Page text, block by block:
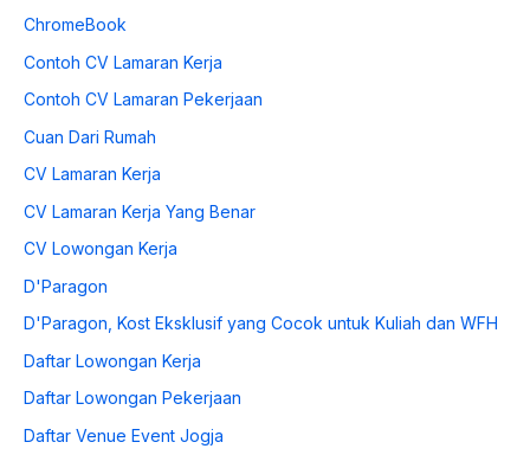
ChromeBook
Contoh CV Lamaran Kerja
Contoh CV Lamaran Pekerjaan
Cuan Dari Rumah
CV Lamaran Kerja
CV Lamaran Kerja Yang Benar
CV Lowongan Kerja
D'Paragon
D'Paragon, Kost Eksklusif yang Cocok untuk Kuliah dan WFH
Daftar Lowongan Kerja
Daftar Lowongan Pekerjaan
Daftar Venue Event Jogja